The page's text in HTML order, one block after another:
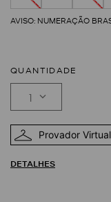
QUANTIDADE
1
Provador Virtual
DETALHES